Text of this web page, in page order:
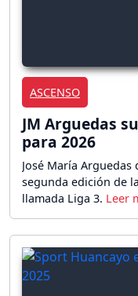
ASCENSO
JM Arguedas
para 2026
José María
segunda edición de
llamada Liga 3.